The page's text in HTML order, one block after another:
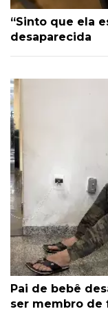
“Sinto que ela
desaparecida
Pai de bebê
ser membro de